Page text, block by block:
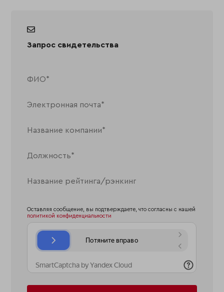
Запрос свидетельства
Оставляя сообщение, вы подтверждаете, что согласны с нашей
политикой конфиденциальности